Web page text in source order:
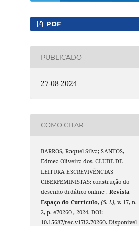
PDF
PUBLICADO
27-08-2024
COMO CITAR
BARROS, Raquel Silva; SANTOS,
Edmea Oliveira dos. CLUBE DE
LEITURA ESCREVIVÊNCIAS
CIBERFEMINISTAS: construção do
desenho didático online .Revista
Espaço do Currículo,[S. l.], v. 17, n.
2, p. e70260 , 2024. DOI:
10.15687/rec.v17i2.70260. Disponível